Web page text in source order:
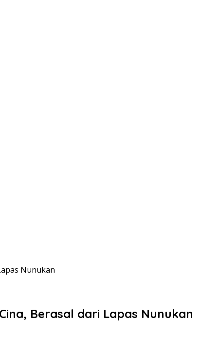
Nunukan
Berasal dari Lapas Nunukan